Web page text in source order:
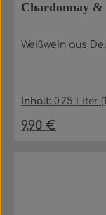
Chardonnay &
Weißwein aus
Inhalt:0.75 Liter
Regulärer Preis:
9,90 €